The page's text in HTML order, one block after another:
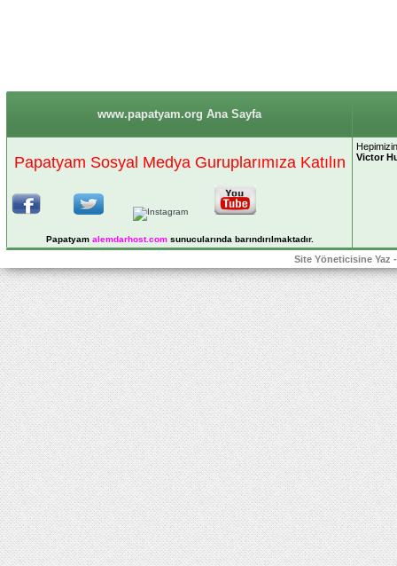
www.papatyam.org Ana Sayfa
Papatyam Sosyal Medya Guruplarımıza Katılın
Papatyam alemdarhost.comsunucularında barındırılmaktadır.
Victor
Site Yöneticisine Yaz